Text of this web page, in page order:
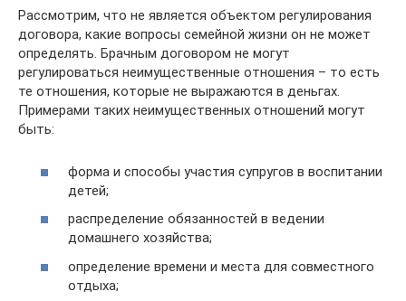
Рассмотрим, что не является объектом регулирования
договора, какие вопросы семейной жизни он не может
определять. Брачным договором не могут
регулироваться неимущественные отношения – то есть
те отношения, которые не выражаются в деньгах.
Примерами таких неимущественных отношений могут
быть:
форма и способы участия супругов в воспитании
детей;
распределение обязанностей в ведении
домашнего хозяйства;
определение времени и места для совместного
отдыха;